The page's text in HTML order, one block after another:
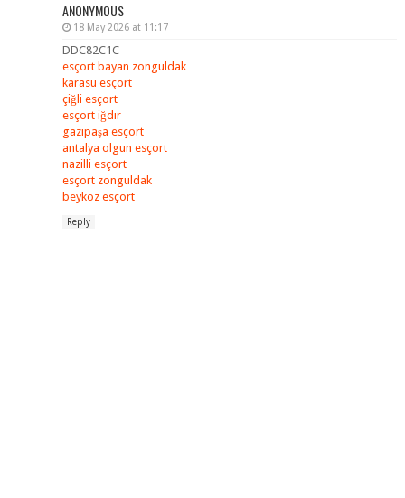
ANONYMOUS
18 May 2026 at 11:17
DDC82C1C
esçort bayan zonguldak
karasu esçort
çiğli esçort
esçort iğdır
gazipaşa esçort
antalya olgun esçort
nazilli esçort
esçort zonguldak
beykoz esçort
Reply